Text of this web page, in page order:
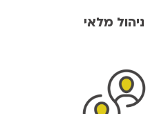
ניהול מלאי